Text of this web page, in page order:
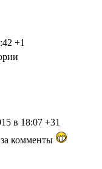
+1
в 18:07 +31
комменты